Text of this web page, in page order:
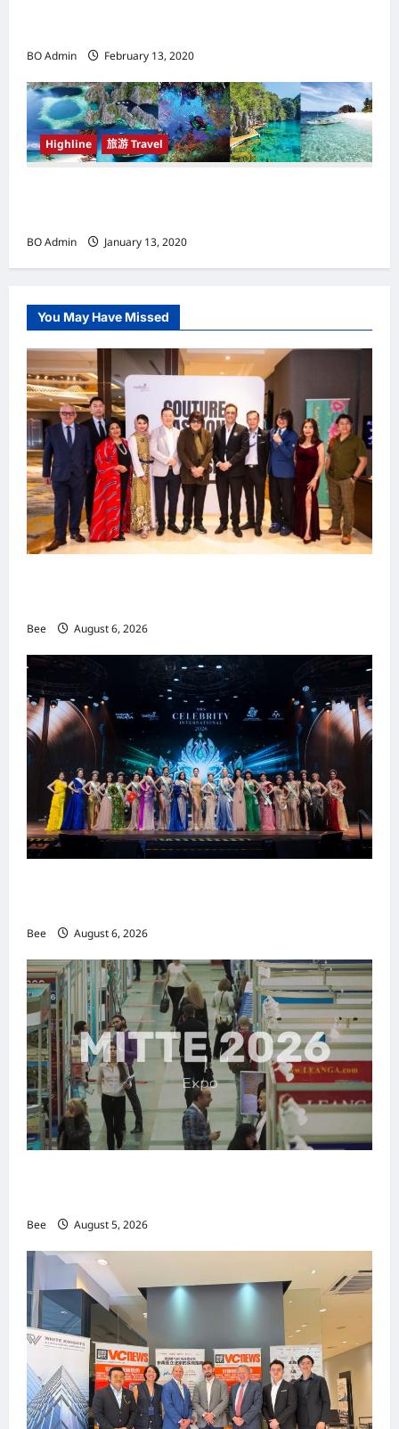
BO Admin February 13, 2020
Highline 旅游 Travel
BO Admin January 13, 2020
You May Have Missed
Bee August 6, 2026
Bee August 6, 2026
Bee August 5, 2026